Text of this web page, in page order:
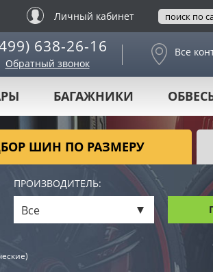
Личный кабинет
638-26-16
Обратный звонок
Все
БАГАЖНИКИ
ШИН ПО РАЗМЕРУ
ПРОИЗВОДИТЕЛЬ:
Все